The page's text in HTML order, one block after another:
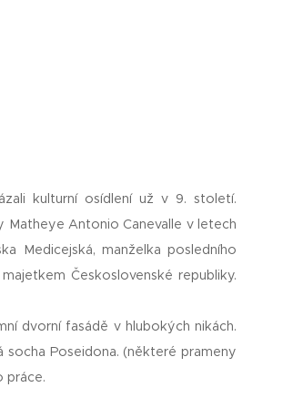
kulturní osídlení už v 9. století.
Matheye Antonio Canevalle v letech
Medicejská, manželka posledního
Československé republiky.
dvorní fasádě v hlubokých nikách.
Poseidona. (některé prameny
práce.